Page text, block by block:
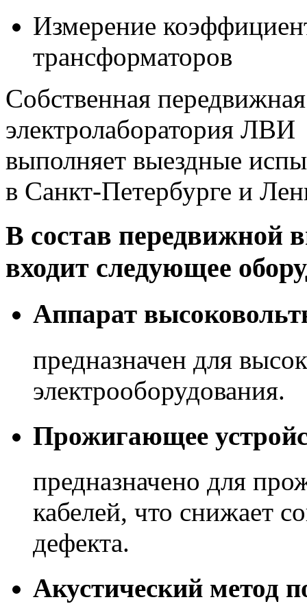
Измерение
трансформаторов
Собственная
электролаборатория ЛВИ
выполняет выездные
в Санкт-Петербурге и
В состав передвижной
входит следующее
Аппарат
предназначен для
электрооборудования.
Прожигающее
предназначено для
кабелей, что снижает
дефекта.
Акустический метод